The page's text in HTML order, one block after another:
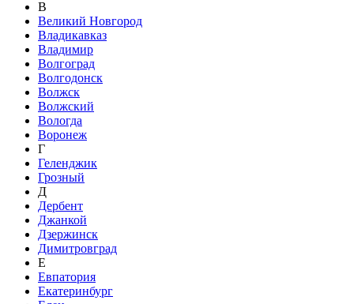
В
Великий Новгород
Владикавказ
Владимир
Волгоград
Волгодонск
Волжск
Волжский
Вологда
Воронеж
Г
Геленджик
Грозный
Д
Дербент
Джанкой
Дзержинск
Димитровград
Е
Евпатория
Екатеринбург